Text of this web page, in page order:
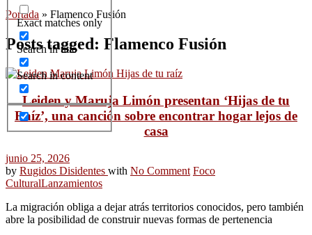
Exact matches only
Search in title
Search in content
Portada » Flamenco Fusión
Posts tagged: Flamenco Fusión
Leiden y Maruja Limón presentan ‘Hijas de tu
Raíz’, una canción sobre encontrar hogar lejos de
casa
junio 25, 2026
by Rugidos Disidentes with No Comment Foco
CulturalLanzamientos
La migración obliga a dejar atrás territorios conocidos, pero también
abre la posibilidad de construir nuevas formas de pertenencia